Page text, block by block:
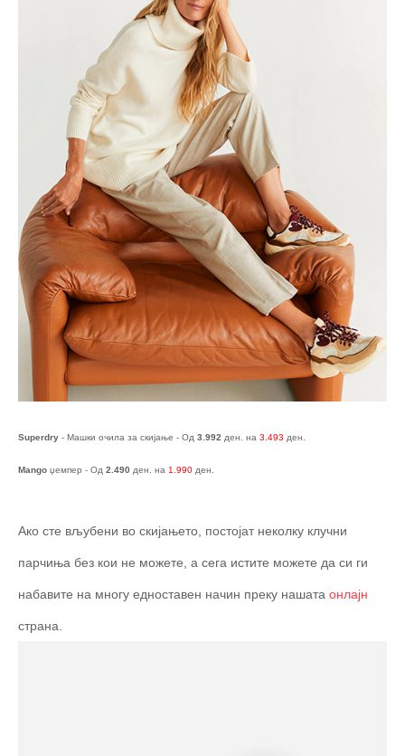
Superdry - Машки очила за скијање - Од 3.992 ден. на 3.493 ден.
Mango џемпер - Од 2.490 ден. на 1.990 ден.
Ако сте вљубени во скијањето, постојат неколку клучни
парчиња без кои не можете, а сега истите можете да си ги
набавите на многу едноставен начин преку нашата онлајн
страна.